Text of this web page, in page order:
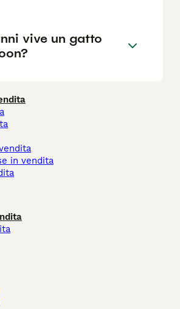
vive un gatto
in vendita